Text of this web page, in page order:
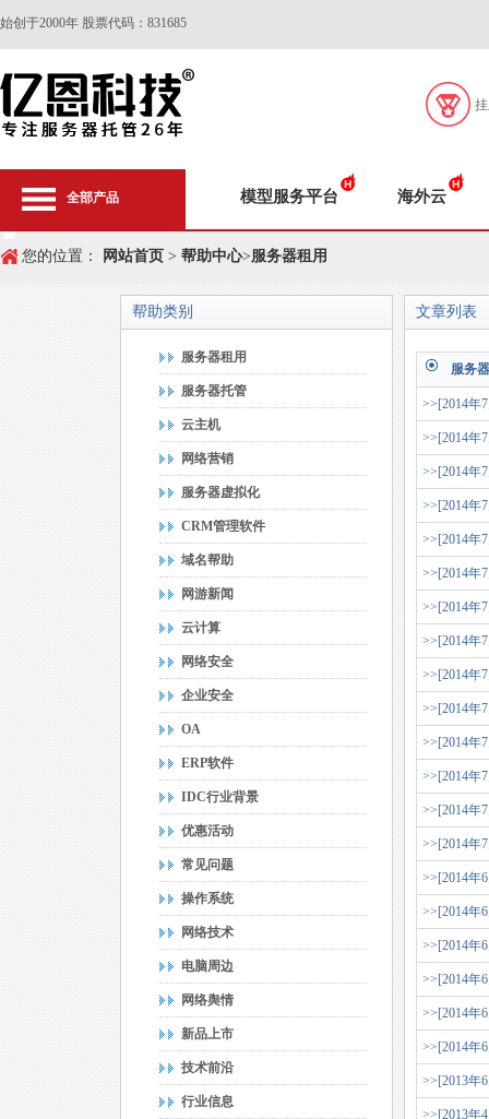
始创于2000年 股票代码：831685
全部产品 模型服务平台 海外云
您的位置： 网站首页 > 帮助中心>服务器租用
帮助类别
服务器租用
服务器托管
云主机
网络营销
服务器虚拟化
CRM管理软件
域名帮助
网游新闻
云计算
网络安全
企业安全
OA
ERP软件
IDC行业背景
优惠活动
常见问题
操作系统
网络技术
电脑周边
网络舆情
新品上市
技术前沿
行业信息
文章列表
服务
>>[2014年
>>[2014年
>>[2014年
>>[2014年
>>[2014年
>>[2014年
>>[2014年
>>[2014年
>>[2014年
>>[2014年
>>[2014年
>>[2014年
>>[2014年
>>[2014年
>>[2014年
>>[2014年
>>[2014年
>>[2014年
>>[2014年
>>[2014年
>>[2013年
>>[2013年